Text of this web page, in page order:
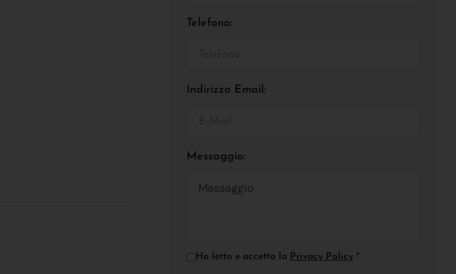
Telefono:
Indirizzo Email:
Messaggio:
Ho letto e accetto la Privacy Policy *